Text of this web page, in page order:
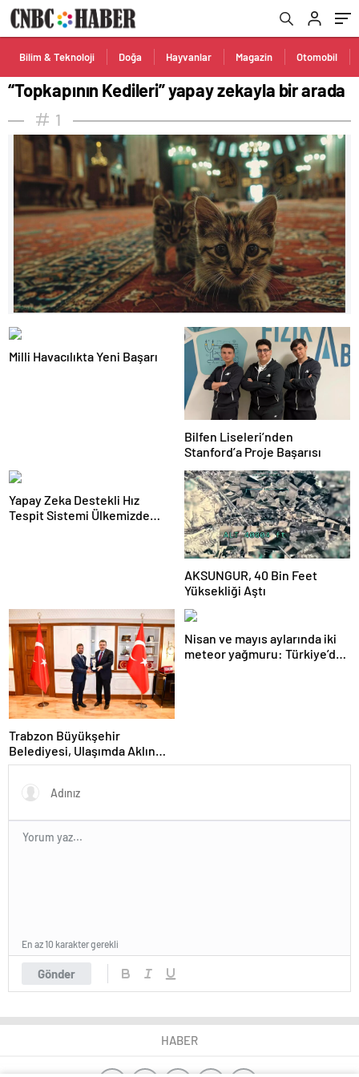
Bilim & Teknoloji Doğa Hayvanlar Magazin Otomobil
“Topkapının Kedileri” yapay zekayla bir arada
1
Milli Havacılıkta Yeni Başarı
Bilfen Liseleri’nden
Stanford’a Proje Başarısı
Yapay Zeka Destekli Hız
Tespit Sistemi Ülkemizde
AKSUNGUR, 40 Bin Feet
Yüksekliği Aştı
Trabzon Büyükşehir
Belediyesi, Ulaşımda Aklın
Yolu Ödülleri’nde Başarı Elde
Nisan ve mayıs aylarında iki
meteor yağmuru: Türkiye’den
Gönder
En az 10 karakter gerekli
HABER